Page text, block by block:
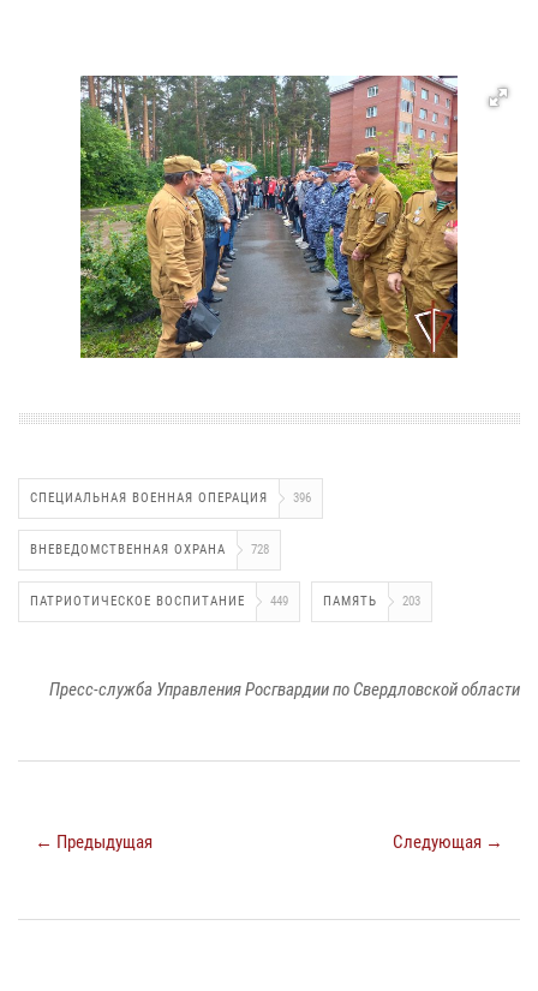
СПЕЦИАЛЬНАЯ ВОЕННАЯ ОПЕРАЦИЯ 396
ВНЕВЕДОМСТВЕННАЯ ОХРАНА 728
ПАТРИОТИЧЕСКОЕ ВОСПИТАНИЕ 449 ПАМЯТЬ 203
Пресс-служба Управления Росгвардии по Свердловской области
← Предыдущая Следующая →